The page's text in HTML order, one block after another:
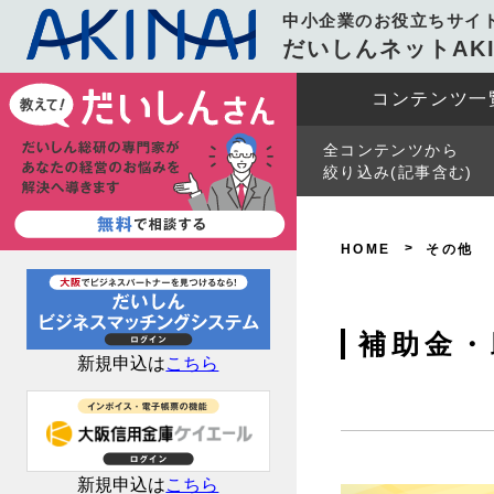
中小企業のお役立ちサイ
だいしんネット
新規申込はこちら
新規申込はこちら
コンテンツ一
全コンテンツから
絞り込み(記事含む)
HOME その他
補助金